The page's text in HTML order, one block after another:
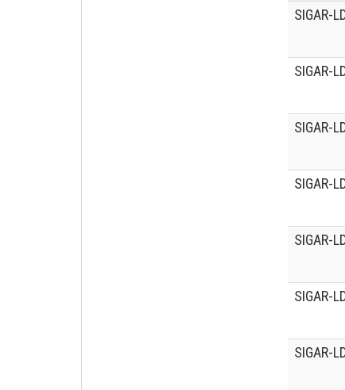
SIGAR-
SIGAR-
SIGAR-
SIGAR-
SIGAR-
SIGAR-
SIGAR-